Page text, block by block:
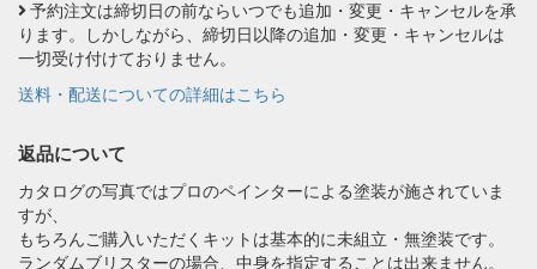
予約注文は締切日の前ならいつでも追加・変更・キャンセルを承
ります。しかしながら、締切日以降の追加・変更・キャンセルは
一切受け付けておりません。
送料・配送についての詳細はこちら
返品について
カタログの写真ではプロのペインターによる塗装が施されていま
すが、
もちろんご購入いただくキットは基本的に未組立・無塗装です。
ランダムブリスターの場合、中身を指定することは出来ません。